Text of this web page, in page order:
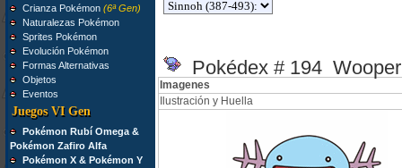
Crianza Pokémon (6ª Gen)
Naturalezas Pokémon
Sprites Pokémon
Evolución Pokémon
Formas Alternativas
Objetos
Eventos
Juegos VI Gen
Pokémon Rubí Omega &
Pokémon Zafiro Alfa
Pokémon X & Pokémon Y
Pokédex # 194 Wooper
Imagenes
Ilustración y Huella